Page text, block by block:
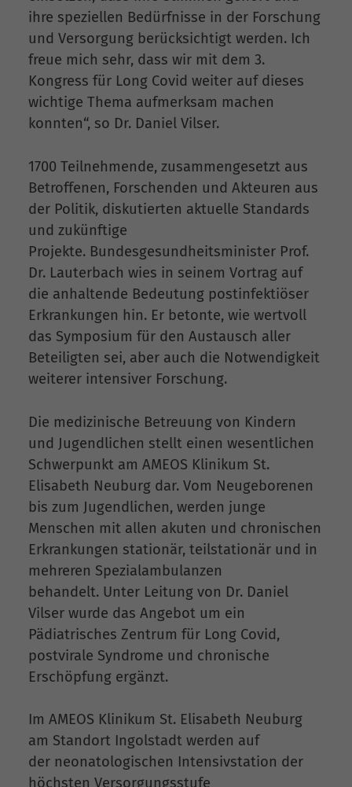
ihre speziellen Bedürfnisse in der Forschung
und Versorgung berücksichtigt werden. Ich
freue mich sehr, dass wir mit dem 3.
Kongress für Long Covid weiter auf dieses
wichtige Thema aufmerksam machen
konnten“, so Dr. Daniel Vilser.
1700 Teilnehmende, zusammengesetzt aus
Betroffenen, Forschenden und Akteuren aus
der Politik, diskutierten aktuelle Standards
und zukünftige
Projekte. Bundesgesundheitsminister Prof.
Dr. Lauterbach wies in seinem Vortrag auf
die anhaltende Bedeutung postinfektiöser
Erkrankungen hin. Er betonte, wie wertvoll
das Symposium für den Austausch aller
Beteiligten sei, aber auch die Notwendigkeit
weiterer intensiver Forschung.
Die medizinische Betreuung von Kindern
und Jugendlichen stellt einen wesentlichen
Schwerpunkt am AMEOS Klinikum St.
Elisabeth Neuburg dar. Vom Neugeborenen
bis zum Jugendlichen, werden junge
Menschen mit allen akuten und chronischen
Erkrankungen stationär, teilstationär und in
mehreren Spezialambulanzen
behandelt. Unter Leitung von Dr. Daniel
Vilser wurde das Angebot um ein
Pädiatrisches Zentrum für Long Covid,
postvirale Syndrome und chronische
Erschöpfung ergänzt.
Im AMEOS Klinikum St. Elisabeth Neuburg
am Standort Ingolstadt werden auf
der neonatologischen Intensivstation der
höchsten Versorgungsstufe